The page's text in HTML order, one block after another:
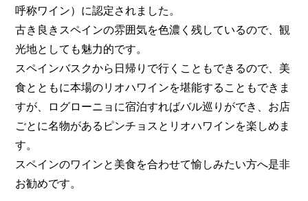
呼称ワイン）に認定されました。
古き良きスペインの雰囲気を色濃く残しているので、観
光地としても魅力的です。
スペインバスクから日帰りで行くこともできるので、美
食とともに本場のリオハワインを堪能することもできま
すが、ログローニョに宿泊すればバル巡りができ、お店
ごとに名物があるピンチョスとリオハワインを楽しめま
す。
スペインのワインと美食を合わせて愉しみたい方へ是非
お勧めです。